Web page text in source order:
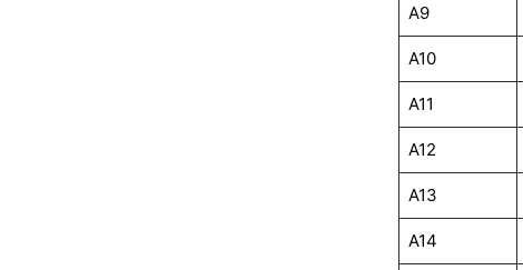
A9
A10
A11
A12
A13
A14